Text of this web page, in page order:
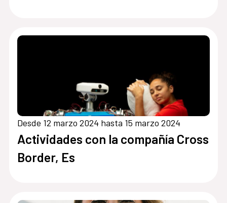
Desde 12 marzo 2024 hasta 15 marzo 2024
Actividades con la compañía Cross
Border, Es